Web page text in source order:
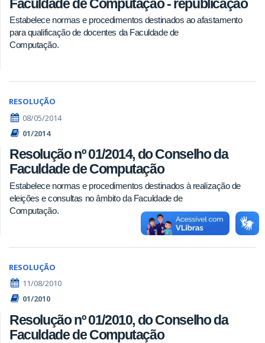
Faculdade de Computação - republicação
Estabelece normas e procedimentos destinados ao afastamento
para qualificação de docentes da Faculdade de
Computação.
RESOLUÇÃO
08/05/2014
01/2014
Resolução nº 01/2014, do Conselho da
Faculdade de Computação
Estabelece normas e procedimentos destinados à realização de
eleições e consultas no âmbito da Faculdade de
Computação.
RESOLUÇÃO
11/08/2010
01/2010
Resolução nº 01/2010, do Conselho da
Faculdade de Computação